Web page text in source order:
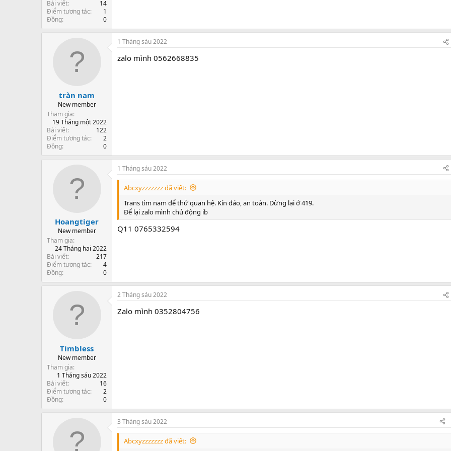
Bài viết
14
Điểm tương tác
1
Đồng
0
tràn nam
New member
Tham gia
19 Tháng một 2022
Bài viết
122
Điểm tương tác
2
Đồng
0
1 Tháng sáu 2022
zalo mình 0562668835
Hoangtiger
New member
Tham gia
24 Tháng hai 2022
Bài viết
217
Điểm tương tác
4
Đồng
0
1 Tháng sáu 2022
Abcxyzzzzzzz đã viết:
Trans tìm nam để thử quan hệ. Kín đáo, an toàn. Dừng lại ở 419.
Để lại zalo mình chủ động ib
Q11 0765332594
Timbless
New member
Tham gia
1 Tháng sáu 2022
Bài viết
16
Điểm tương tác
2
Đồng
0
2 Tháng sáu 2022
Zalo mình 0352804756
3 Tháng sáu 2022
Abcxyzzzzzzz đã viết: